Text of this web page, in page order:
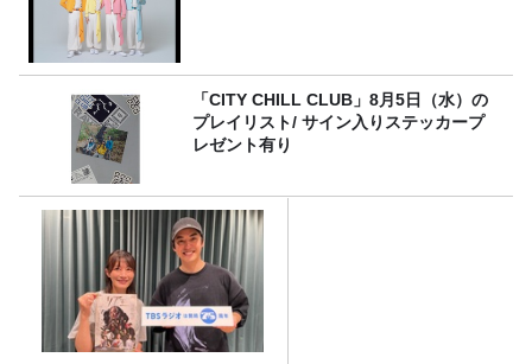
「CITY CHILL CLUB」8月5日（水）の
プレイリスト/ サイン入りステッカープ
レゼント有り